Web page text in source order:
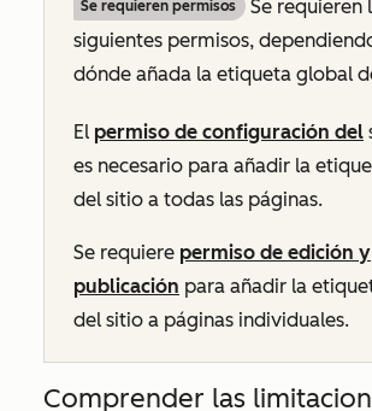
Se requieren permisos
Se requieren
siguientes permisos,
dónde añada la etiqueta global
El permiso de configuración del
es necesario para añadir la
del sitio a todas las páginas.
Se requiere permiso de edición y
publicación para añadir la
del sitio a páginas individuales.
Comprender las